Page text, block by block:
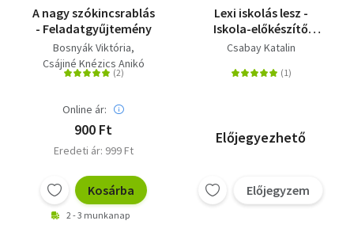
A nagy szókincsrablás
- Feladatgyűjtemény
Bosnyák Viktória
Csájiné Knézics Anikó
Online ár:
900 Ft
Eredeti ár: 999 Ft
Kosárba
2 - 3 munkanap
Lexi iskolás lesz -
Iskola-előkészítő
mesetankönyv 6-7
Csabay Katalin
Előjegyezhető
Előjegyzem